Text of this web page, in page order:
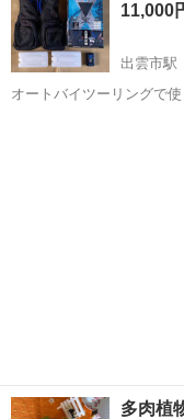
い！) 残り最後の1つです。
11,000
出雲市駅
オートバイツーリングで
多肉植